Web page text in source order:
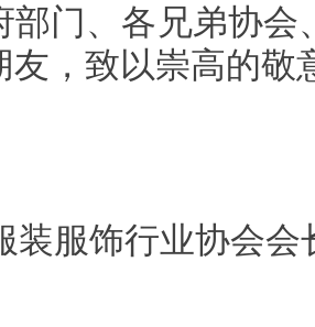
部门、各兄弟协
友，致以崇高的敬
装服饰行业协会